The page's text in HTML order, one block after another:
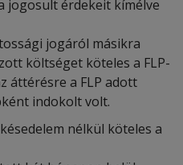
jogosult érdekeit kímélve
jogáról másikra
költséget köteles a FLP-
áttérésre a FLP adott
indokolt volt.
nélkül köteles a